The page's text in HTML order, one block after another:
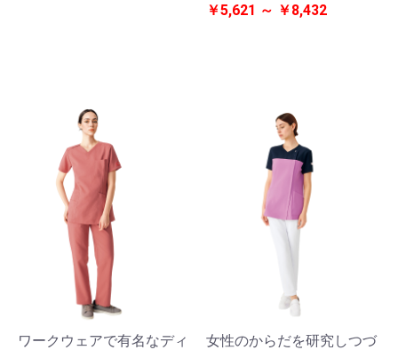
￥5,621 ～ ￥8,432
ワークウェアで有名なディ
女性のからだを研究しつづ